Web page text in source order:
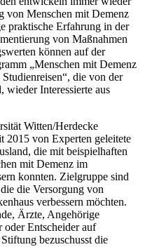
von Menschen mit Demenz
praktische Erfahrung in der
von Maßnahmen
können auf der
„Menschen mit Demenz
die von der
Interessierte aus
Witten/Herdecke
2015 von Experten geleitete
die mit beispielhaften
mit Demenz im
konnten. Zielgruppe sind
die Versorgung von
verbessern möchten.
Ärzte, Angehörige
oder Entscheider auf
bezuschusst die